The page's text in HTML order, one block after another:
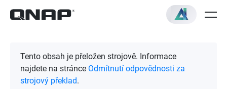
Tento obsah je přeložen strojově. Informace
najdete na stránce Odmítnutí odpovědnosti za
strojový překlad.